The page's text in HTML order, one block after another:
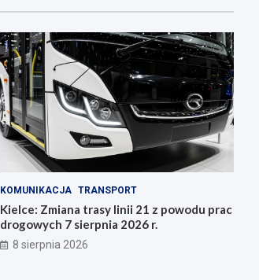
KOMUNIKACJA TRANSPORT
Kielce: Zmiana trasy linii 21 z powodu prac
drogowych 7 sierpnia 2026 r.
8 sierpnia 2026